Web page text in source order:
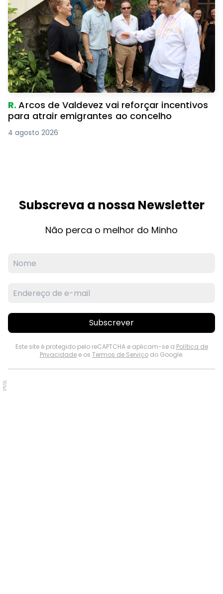
R.Arcos de Valdevez vai reforçar incentivos
para atrair emigrantes ao concelho
4 agosto 2026
Subscreva a nossa Newsletter
Não perca o melhor do Minho
Subscrever
Este site é protegido pelo reCAPTCHA e aplicam-se a Política de
Privacidadee os Termos de Serviçodo Google.
PUB.